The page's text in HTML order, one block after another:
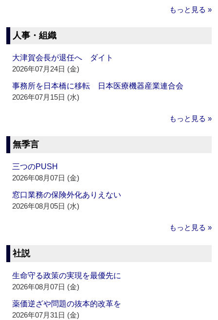
もっと見る »
人事・組織
大津賀会長が退任へ ダイト
2026年07月24日 (金)
事務所を日本橋に移転 日本医療機器産業連合会
2026年07月15日 (水)
もっと見る »
無季言
三つのPUSH
2026年08月07日 (金)
窓口業務の保険外化ありえない
2026年08月05日 (水)
もっと見る »
社説
生命守る政策の実現を最優先に
2026年08月07日 (金)
薬価逆ざや問題の抜本的改革を
2026年07月31日 (金)